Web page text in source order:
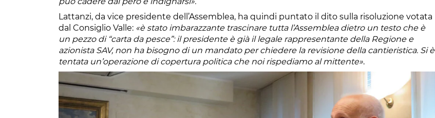
Lattanzi, da vice presidente dell’Assemblea, ha quindi puntato il dito sulla risoluzione votata
dal Consiglio Valle: «è stato imbarazzante trascinare tutta l’Assemblea dietro un testo che è
un pezzo di “carta da pesce”: il presidente è già il legale rappresentante della Regione e
azionista SAV, non ha bisogno di un mandato per chiedere la revisione della cantieristica. Si è
tentata un’operazione di copertura politica che noi rispediamo al mittente».